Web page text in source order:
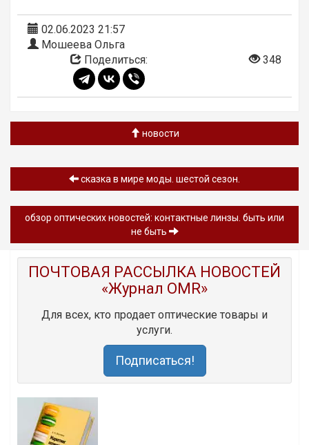
02.06.2023 21:57
Мошеева Ольга
Поделиться:
348
новости
сказка в мире моды. шестой сезон.
обзор оптических новостей: контактные линзы. быть или
не быть
ПОЧТОВАЯ РАССЫЛКА НОВОСТЕЙ
«Журнал OMR»
Для всех, кто продает оптические товары и
услуги.
Подписаться!